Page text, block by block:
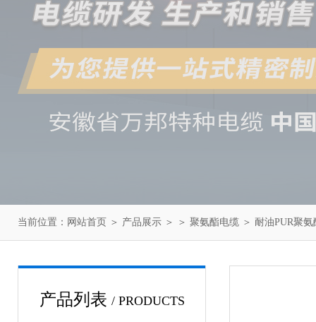
当前位置： 网站首页 ＞ 产品展示 ＞ ＞ 聚氨酯电缆 ＞ 耐油PUR聚
产品列表 / PRODUCTS